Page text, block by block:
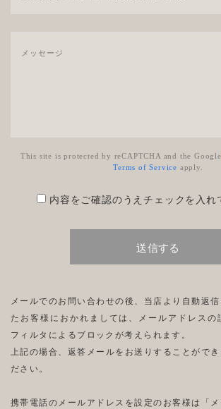
This site is protected by reCAPTCHA and the Google
Terms of Service apply.
内容をご確認のうえチェックを入れ
メールでのお問い合わせの後、当店より自動返
たお客様におかれましては、メールアドレスの
フィルタによるブロックが考えられます。
上記の場合、返答メールをお送りすることができ
ださい。
携帯電話のメールアドレスを設定のお客様は「